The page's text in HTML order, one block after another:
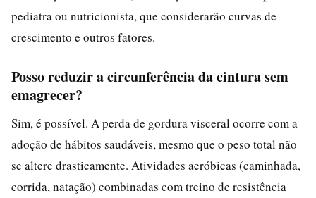
pediatra ou nutricionista, que considerarão curvas de
crescimento e outros fatores.
Posso reduzir a circunferência da cintura sem
emagrecer?
Sim, é possível. A perda de gordura visceral ocorre com a
adoção de hábitos saudáveis, mesmo que o peso total não
se altere drasticamente. Atividades aeróbicas (caminhada,
corrida, natação) combinadas com treino de resistência